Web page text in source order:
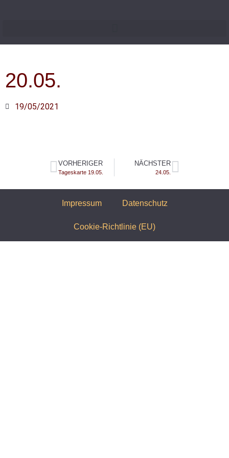
20.05.
19/05/2021
VORHERIGER
Tageskarte 19.05.
NÄCHSTER
24.05.
Impressum Datenschutz
Cookie-Richtlinie (EU)